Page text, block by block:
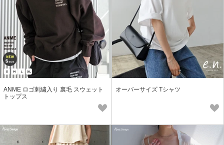
ANME ロゴ刺繍入り 裏毛 スウェット
トップス
オーバーサイズ Tシャツ